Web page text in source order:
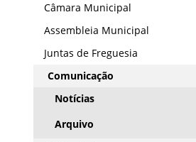
Câmara Municipal
Assembleia Municipal
Juntas de Freguesia
Comunicação
Notícias
Arquivo